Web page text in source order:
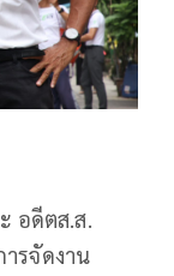
อดีต​ส.ส.​
รจัดงาน